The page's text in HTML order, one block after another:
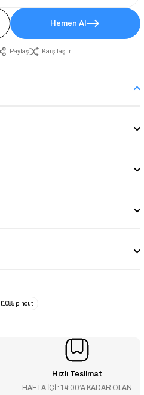
Hemen Al
Paylaş Karşılaştır
lt1085 pinout
Hızlı Teslimat
HAFTA İÇİ : 14:00’A KADAR OLAN